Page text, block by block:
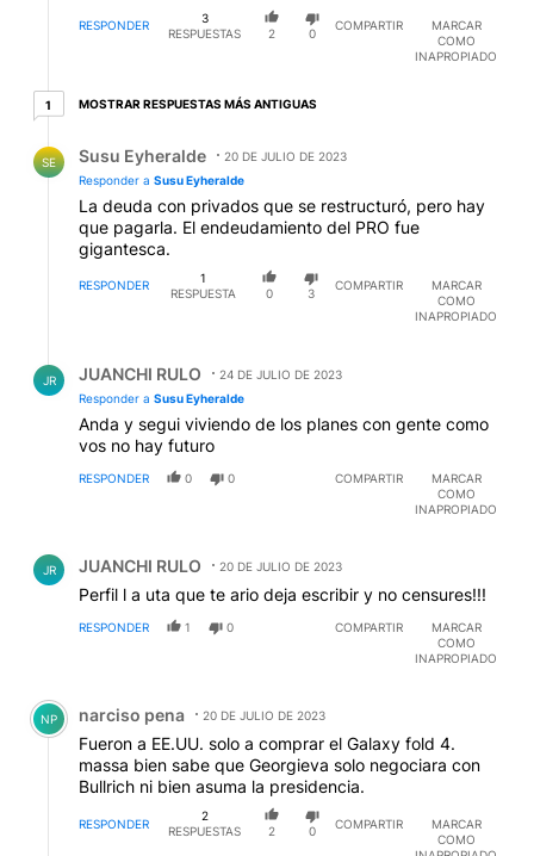
RESPONDER
3
RESPUESTAS
2 0
COMPARTIR
MARCAR
COMO
INAPROPIADO
11 respuesta más antiguas
MOSTRAR RESPUESTAS MÁS ANTIGUAS
SE Susu Eyheralde
20 DE JULIO DE 2023
Responder a Susu Eyheralde
La deuda con privados que se restructuró, pero hay
que pagarla. El endeudamiento del PRO fue
gigantesca.
RESPONDER
1
RESPUESTA
0 3
COMPARTIR
MARCAR
COMO
INAPROPIADO
JR JUANCHI RULO
24 DE JULIO DE 2023
Responder a Susu Eyheralde
Anda y segui viviendo de los planes con gente como
vos no hay futuro
RESPONDER 0 0 COMPARTIR
MARCAR
COMO
INAPROPIADO
JR JUANCHI RULO 20 DE JULIO DE 2023
Perfil l a uta que te ario deja escribir y no censures!!!
RESPONDER 1 0 COMPARTIR
MARCAR
COMO
INAPROPIADO
Comentario de narciso pena.
NP narciso pena 20 DE JULIO DE 2023
Fueron a EE.UU. solo a comprar el Galaxy fold 4.
massa bien sabe que Georgieva solo negociara con
Bullrich ni bien asuma la presidencia.
RESPONDER
2
RESPUESTAS
2 0
COMPARTIR
MARCAR
COMO